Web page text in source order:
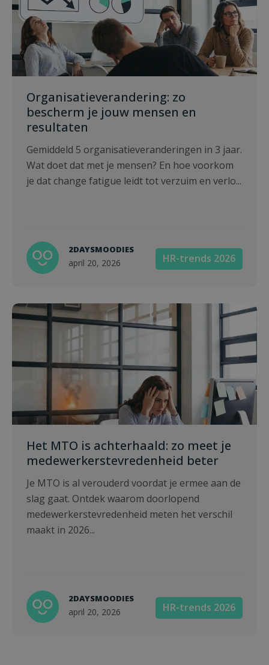
Organisatieverandering: zo
bescherm je jouw mensen en
resultaten
Gemiddeld 5 organisatieveranderingen in 3 jaar.
Wat doet dat met je mensen? En hoe voorkom
je dat change fatigue leidt tot verzuim en verlo...
2DAYSMOODIES
april 20, 2026 HR-trends 2026
Het MTO is achterhaald: zo meet je
medewerkerstevredenheid beter
Je MTO is al verouderd voordat je ermee aan de
slag gaat. Ontdek waarom doorlopend
medewerkerstevredenheid meten het verschil
maakt in 2026...
2DAYSMOODIES
april 20, 2026 HR-trends 2026